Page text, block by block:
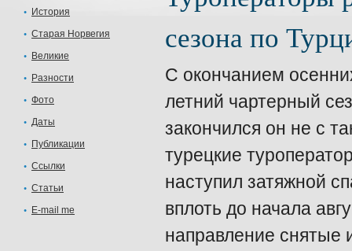
История
Старая Норвегия
Великие
Разности
Фото
Даты
Публикации
Ссылки
Статьи
E-mail me
сезона по
С окончанием
летний чартерный
закончился он не с
турецкие
наступил затяжной
вплоть до начала
направление снятые